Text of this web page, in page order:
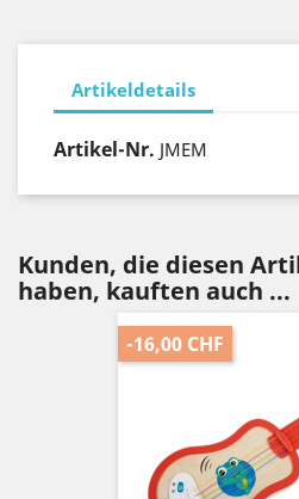
Artikeldetails
Artikel-Nr. JMEM
Kunden, die diesen
haben, kauften auch ...
-16,00 CHF